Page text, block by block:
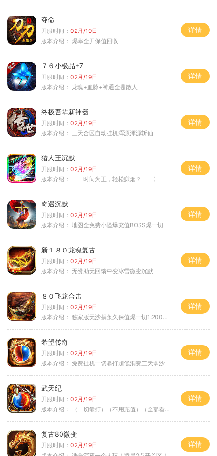
夺命
开服时间： 02月/19日
版本介绍： 爆率全开保值回収
详情
７６小极品+7
开服时间： 02月/19日
版本介绍： 龙魂+血脉+神通全是散人
详情
终极吾辈新神器
开服时间： 02月/19日
版本介绍： 三天合区自动挂机浑源渾源斩仙
详情
猎人王沉默
开服时间： 02月/19日
版本介绍：
时间为王，轻松赚烟？ 〉
详情
奇遇沉默
开服时间： 02月/19日
版本介绍： 地图全免费小怪爆充值BOSS爆一切
详情
新１８０龙魂复古
开服时间： 02月/19日
版本介绍： 无赞助无回馈中变冰雪微变沉默
详情
８０飞龙合击
开服时间： 02月/19日
版本介绍： 独家版无沙捐永久保值爆一切1:2000回1
详情
希望传奇
开服时间： 02月/19日
版本介绍： 免费挂机一切靠打超低消费三天拿沙
详情
武天纪
开服时间： 02月/19日
版本介绍：
（一切靠打）（不用充值）（全部看脸）
详情
复古80微变
开服时间： 02月/19日
详情